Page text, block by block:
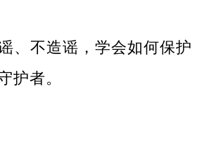
、不造谣，学会如何保护
护者。